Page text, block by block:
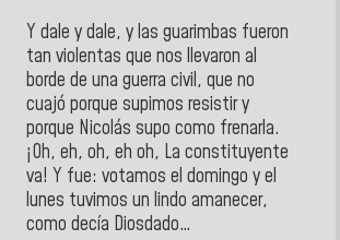
Y dale y dale, y las guarimbas fueron
tan violentas que nos llevaron al
borde de una guerra civil, que no
cuajó porque supimos resistir y
porque Nicolás supo como frenarla.
¡Oh, eh, oh, eh oh, La constituyente
va! Y fue: votamos el domingo y el
lunes tuvimos un lindo amanecer,
como decía Diosdado…